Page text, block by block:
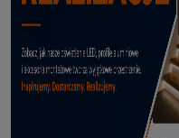
66,99 zł
DODAJ DO KOSZYKA